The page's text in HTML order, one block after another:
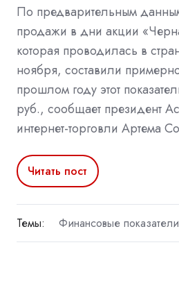
По предварительным
продажи в дни акции
которая проводилась в
ноября, составили
прошлом году этот
руб., сообщает президент
интернет-торговли Артема
Читать пост
Темы: Финансовые показатели